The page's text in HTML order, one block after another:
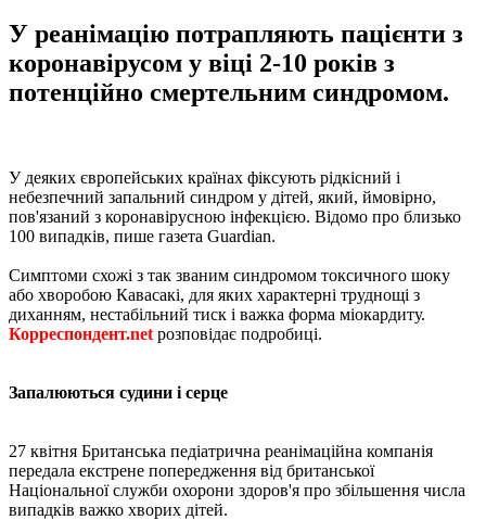
У реанімацію потрапляють пацієнти з
коронавірусом у віці 2-10 років з
потенційно смертельним синдромом.
У деяких європейських країнах фіксують рідкісний і
небезпечний запальний синдром у дітей, який, ймовірно,
пов'язаний з коронавірусною інфекцією. Відомо про близько
100 випадків, пише газета Guardian.
Симптоми схожі з так званим синдромом токсичного шоку
або хворобою Кавасакі, для яких характерні труднощі з
диханням, нестабільний тиск і важка форма міокардиту.
Корреспондент.net розповідає подробиці.
Запалюються судини і серце
27 квітня Британська педіатрична реанімаційна компанія
передала екстрене попередження від британської
Національної служби охорони здоров'я про збільшення числа
випадків важко хворих дітей.